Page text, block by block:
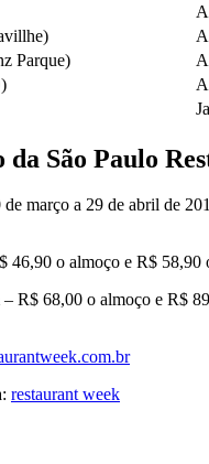
Parque)
da São Paulo
de março a 29 de abril de
46,90 o almoço e R$ 58,90
R$ 68,00 o almoço e R$
restaurant week